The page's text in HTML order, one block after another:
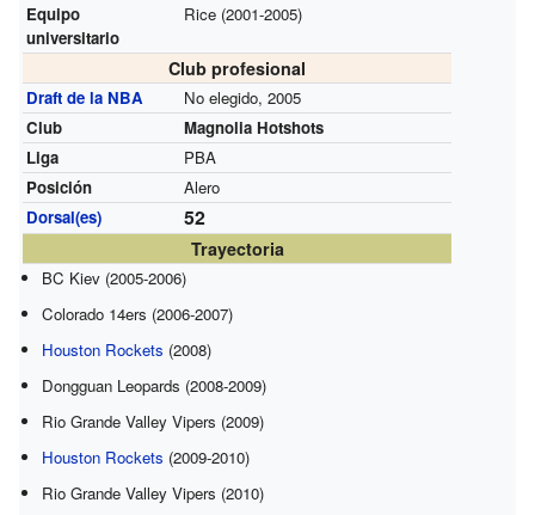
Equipo
universitario
Rice (2001-2005)
Club profesional
Draft de la NBA
No elegido, 2005
Club
Magnolia Hotshots
Liga
PBA
Posición
Alero
Dorsal(es)
52
Trayectoria
BC Kiev (2005-2006)
Colorado 14ers (2006-2007)
Houston Rockets (2008)
Dongguan Leopards (2008-2009)
Rio Grande Valley Vipers (2009)
Houston Rockets (2009-2010)
Rio Grande Valley Vipers (2010)